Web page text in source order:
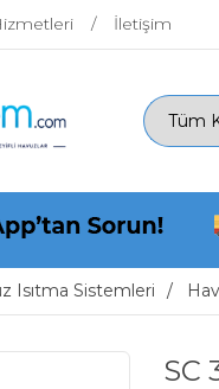
İletişim
Isıtma Sistemleri
SC